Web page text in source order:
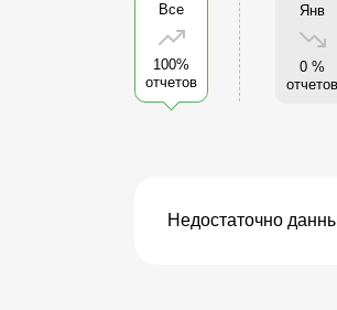
Все
100%
отчетов
Янв
0 %
отчетов
Недостаточно